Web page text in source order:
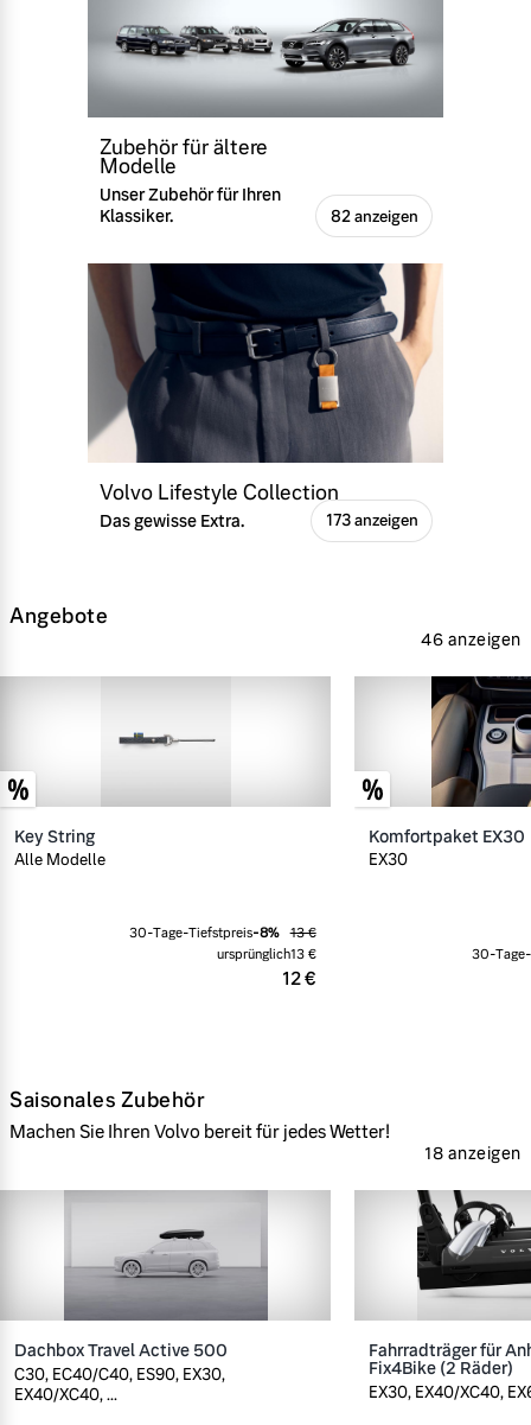
Zubehör für ältere
Modelle
Unser Zubehör für Ihren
Klassiker.
82 anzeigen
Volvo Lifestyle Collection
Das gewisse Extra. 173 anzeigen
Angebote
46 anzeigen
Key String
Alle Modelle
12 €
30-Tage-Tiefstpreis-8%
13 €
ursprünglich13 €
Komfortpaket EX30
EX30
30-
Saisonales Zubehör
Machen Sie Ihren Volvo bereit für jedes Wetter!
18 anzeigen
Dachbox Travel Active 500
C30, EC40/C40, ES90, EX30,
EX40/XC40, ...
Fahrradträger für
Fix4Bike (2 Räder)
EX30, EX40/XC40,